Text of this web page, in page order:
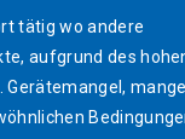
tätig wo andere
aufgrund des